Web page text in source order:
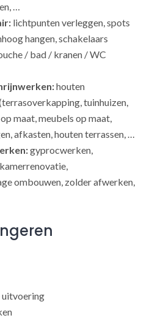
…
lichtpunten verleggen, spots
hangen, schakelaars
/ bad / kranen / WC
houten
tuinhuizen,
maat, meubels op maat,
afkasten, houten terrassen, …
gyprocwerken,
ombouwen, zolder afwerken,
uitvoering